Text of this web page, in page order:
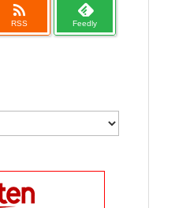

RSS Feedly